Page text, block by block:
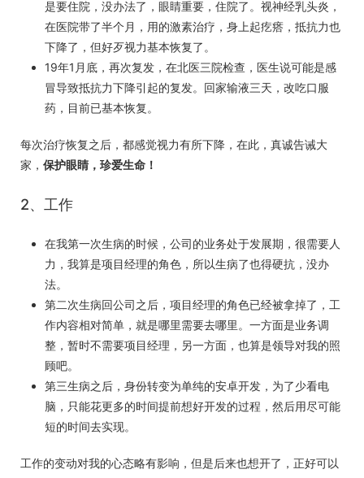
是要住院，没办法了，眼睛重要，住院了。视神经乳头炎，
在医院带了半个月，用的激素治疗，身上起疙瘩，抵抗力也
下降了，但好歹视力基本恢复了。
19年1月底，再次复发，在北医三院检查，医生说可能是感
冒导致抵抗力下降引起的复发。回家输液三天，改吃口服
药，目前已基本恢复。
每次治疗恢复之后，都感觉视力有所下降，在此，真诚告诫大
家， 保护眼睛，珍爱生命！
2、工作
在我第一次生病的时候，公司的业务处于发展期，很需要人
力，我算是项目经理的角色，所以生病了也得硬抗，没办
法。
第二次生病回公司之后，项目经理的角色已经被拿掉了，工
作内容相对简单，就是哪里需要去哪里。一方面是业务调
整，暂时不需要项目经理，另一方面，也算是领导对我的照
顾吧。
第三生病之后，身份转变为单纯的安卓开发，为了少看电
脑，只能花更多的时间提前想好开发的过程，然后用尽可能
短的时间去实现。
工作的变动对我的心态略有影响，但是后来也想开了，正好可以